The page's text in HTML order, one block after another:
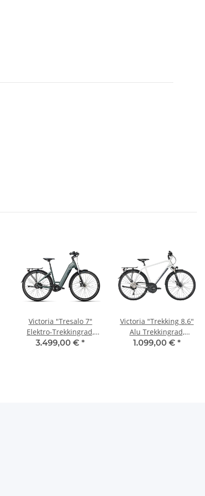
Victoria "Tresalo 7"
Elektro-Trekkingrad,
Shimano Nexus, 5-
3.499,00 € *
Victoria "Trekking 8.6"
Alu Trekkingrad,
Shimano Deore, 30-
1.099,00 € *